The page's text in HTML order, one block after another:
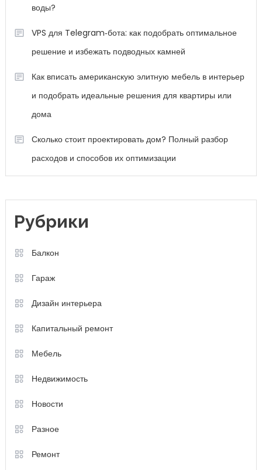
воды?
VPS для Telegram‑бота: как подобрать оптимальное
решение и избежать подводных камней
Как вписать американскую элитную мебель в интерьер
и подобрать идеальные решения для квартиры или
дома
Сколько стоит проектировать дом? Полный разбор
расходов и способов их оптимизации
Рубрики
Балкон
Гараж
Дизайн интерьера
Капитальный ремонт
Мебель
Недвижимость
Новости
Разное
Ремонт